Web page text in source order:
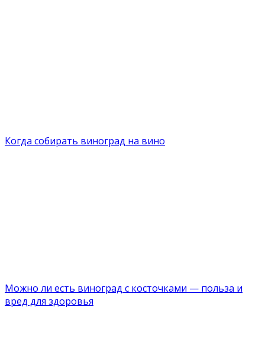
Когда собирать виноград на вино
Можно ли есть виноград с косточками — польза и
вред для здоровья